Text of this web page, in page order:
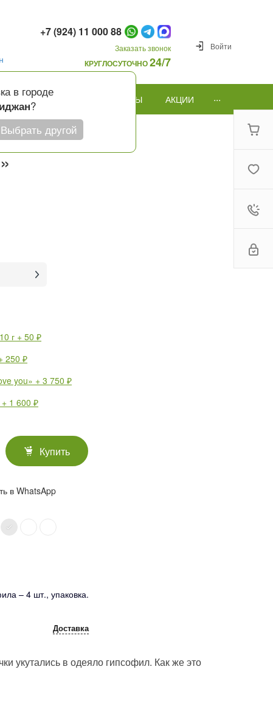
в городе
?
Выбрать другой
+7 (924) 11 000 88
Заказать звонок
КРУГЛОСУТОЧНО24/7
Войти
ПОВОД ПОДАРКИ И ШАРЫ АКЦИИ ...
г + 50 ₽
250 ₽
you» + 3 750 ₽
1 600 ₽
Купить
в WhatsApp
– 4 шт., упаковка.
Доставка
укутались в одеяло гипсофил. Как же это